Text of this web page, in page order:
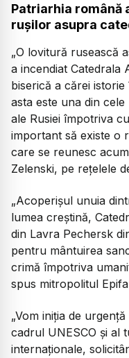
Patriarhia română
rușilor asupra
„O lovitură rusească
a incendiat Catedrala
biserică a cărei
asta este una din
ale Rusiei împotriva
important să existe o
care se reunesc
Zelenski, pe rețelele
„Acoperișul unuia
lumea creștină,
din Lavra Pechersk
pentru mântuirea
crimă împotriva
spus mitropolitul
„Vom iniția de
cadrul UNESCO și al
internaționale,